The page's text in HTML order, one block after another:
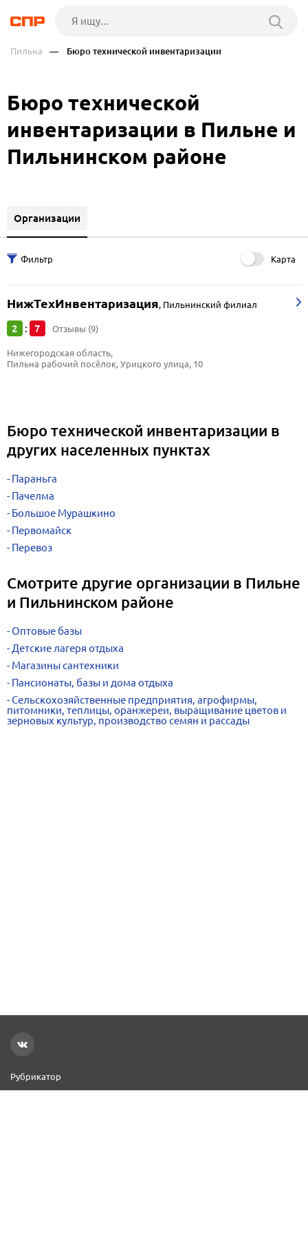
Пильна — Бюро технической инвентаризации
Бюро технической
инвентаризации в Пильне и
Пильнинском районе
Организации
Карта
НижТехИнвентаризация, Пильнинский филиал
2 : 7 Отзывы (9)
Нижегородская область,
Пильна рабочий посёлок, Урицкого улица, 10
Бюро технической инвентаризации в
других населенных пунктах
Параньга
Пачелма
Большое Мурашкино
Первомайск
Перевоз
Смотрите другие организации в Пильне
и Пильнинском районе
Оптовые базы
Детские лагеря отдыха
Магазины сантехники
Пансионаты, базы и дома отдыха
Сельскохозяйственные предприятия, агрофирмы,
питомники, теплицы, оранжереи, выращивание цветов и
зерновых культур, производство семян и рассады
Рубрикатор